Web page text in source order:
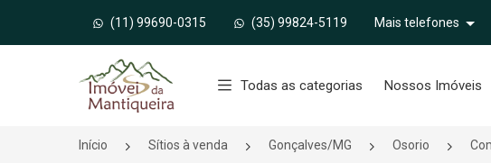
(11) 99690-0315 (35) 99824-5119 Mais telefones
Página inicial
Todas as categorias Nossos Imóveis
Início Sítios à venda Gonçalves/MG Osorio